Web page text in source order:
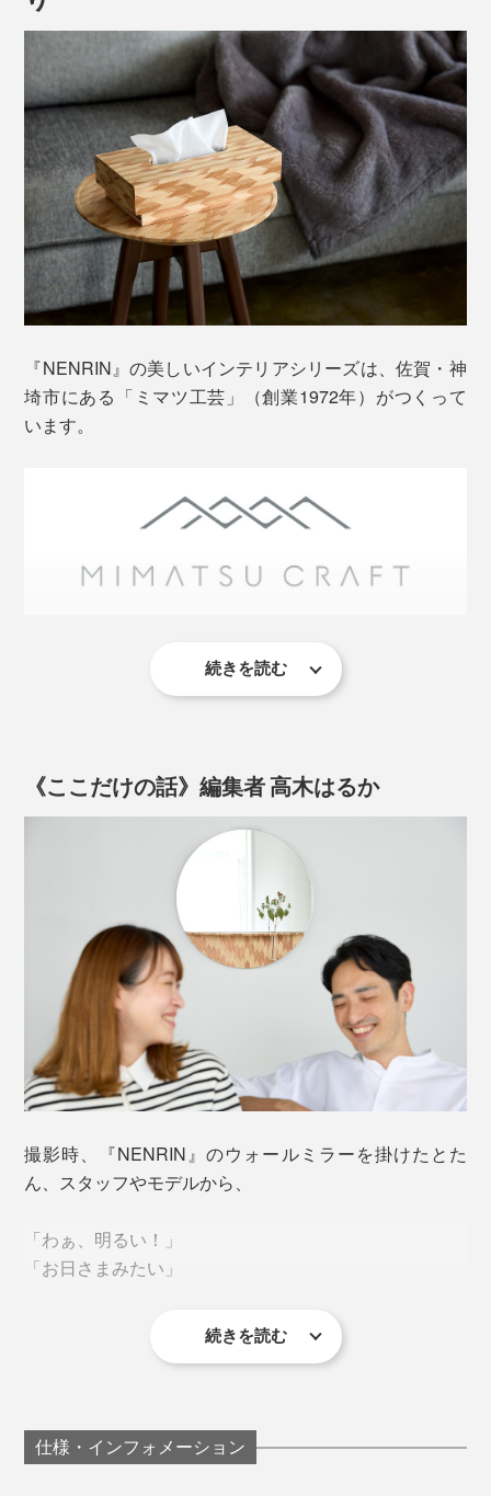
杉本来の色合いである、赤い芯材と白い辺材のグラデー
ションを、職人たちが、巧みに組み上げた「矢羽」の模
様は、なんとも美しい。
杉の濃い色の芯材と、白い辺材のコントラストは、空間
矢羽を表した「矢絣」の模様は、古来から、立身出世や
武運といった繁栄を願う、吉祥模様です。
弓矢についている羽がモチーフなので、強さや勝負に勝
つことを願ったり、正月の破魔矢のように、よくないこ
とを払うための、縁起のよい模様とされています。
そんな微細な柄を、杉の天然の色合いだけで、みごとに
思わず、何度も眺めたり、触れたくなります。
ドレッサーや洗面所に置けば、ホテルライクな空間ので
きあがり。
キッチン、ワークスペース、ベッドサイド……どこに置
いても、空間がひきたって見えます。
対応するティッシュボックスのサイズは、幅23×奥行
『NENRIN』の「ウォールミラー」や「テーブルスツー
ル」といっしょに置いてもステキです。
『NENRIN』の美しいインテリアシリーズは、佐賀・神
埼市にある「ミマツ工芸」（創業1972年）がつくって
います。
この地域は、昔から木工が盛んで、ミマツ工芸も、婚礼
ミマツ工芸の2代目社長、實松英樹（さねまつ・ひで
き）さんは、職人として、腕を磨いていましたが、ある
思いを抱えていました。
「家具のパーツは売れていたけれど、私たちは、タンス
続きを読む
《ここだけの話》編集者 高木はるか
撮影時、『NENRIN』のウォールミラーを掛けたとた
ん、スタッフやモデルから、
「わぁ、明るい！」
「お日さまみたい」
「なんか、ありがたい感じがするね（笑）」
コントラストの効いた明るさに、思わず、目を奪われて
しまうのです。
続きを読む
仕様・インフォメーション